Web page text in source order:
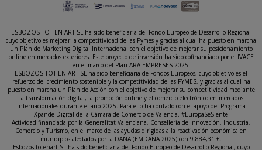
animal o un vegetal. En la actualidad, se suelen
que están fabricados a partir de compuestos de
carbono.
Pigmentos inorgánicos: Pigmentos procedentes
de minerales, tierras o metales.
ESBOZOS TOT EN ART SL ha sido beneficiaria del Fondo Europeo de Desarrollo Regional
cuyo objetivo es mejorar la competitividad de las Pymes y gracias al cual ha puesto en marcha
un Plan de Marketing Digital Internacional con el objetivo de mejorar su posicionamiento
online en mercados exteriores. Este proyecto de inversión ha sido cofinanciado por el IVACE
en el marco del Plan ARA EMPRESES 2025.
ESBOZOS TOT EN ART SL ha sido beneficiaria de Fondos Europeos, cuyo objetivo es el
refuerzo del crecimiento sostenible y la competitividad de las PYMES, y gracias al cual ha
puesto en marcha un Plan de Acción con el objetivo de mejorar su competitividad mediante
la transformación digital, la promoción online y el comercio electrónico en mercados
internacionales durante el año 2025. Para ello ha contado con el apoyo del Programa
Xpande Digital de la Cámara de Comercio de Valencia. #EuropaSeSiente
Actividad financiada por la Generalitat Valenciana, Conselleria de Innovación, Industria,
Comercio y Turismo, en el marco de las ayudas dirigidas a la reactivación económica en
municipios afectados por la DANA (EMDANA 2025) con 9.884,31 €.
Esbozos totenart SL ha sido beneficiaria del Fondo Europeo de Desarrollo Regional, cuyo